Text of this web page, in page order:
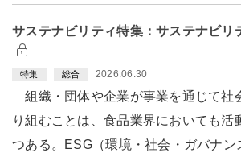
サステナビリティ特集：サステナビリ
特集 総合 2026.06.30
組織・団体や企業が事業を通じて社
り組むことは、食品業界においても活
つある。ESG（環境・社会・ガバナン